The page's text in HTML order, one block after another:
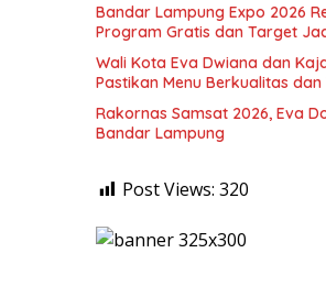
Bandar Lampung Expo 2026
Program Gratis dan Target
Wali Kota Eva Dwiana dan
Pastikan Menu Berkualitas
Rakornas Samsat 2026, Eva
Bandar Lampung
Post Views: 320